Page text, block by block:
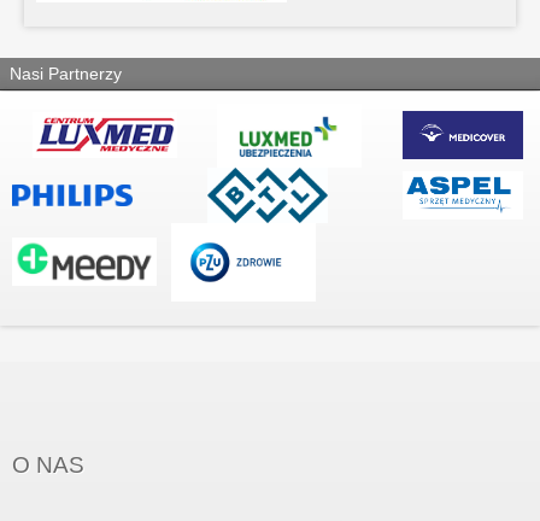
Nasi Partnerzy
O NAS